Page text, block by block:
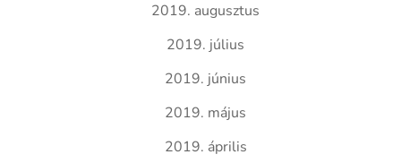
2019. augusztus
2019. július
2019. június
2019. május
2019. április